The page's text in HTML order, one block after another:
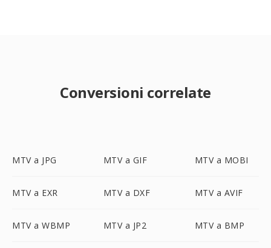
Conversioni correlate
MTV a JPG MTV a GIF MTV a MOBI
MTV a EXR MTV a DXF MTV a AVIF
MTV a WBMP MTV a JP2 MTV a BMP